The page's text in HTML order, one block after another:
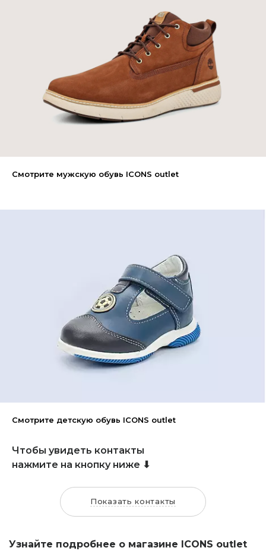
Смотрите мужскую обувь ICONS outlet
Смотрите детскую обувь ICONS outlet
Чтобы увидеть контакты
нажмите на кнопку ниже ⬇
Показать контакты
Узнайте подробнее о магазине ICONS outlet